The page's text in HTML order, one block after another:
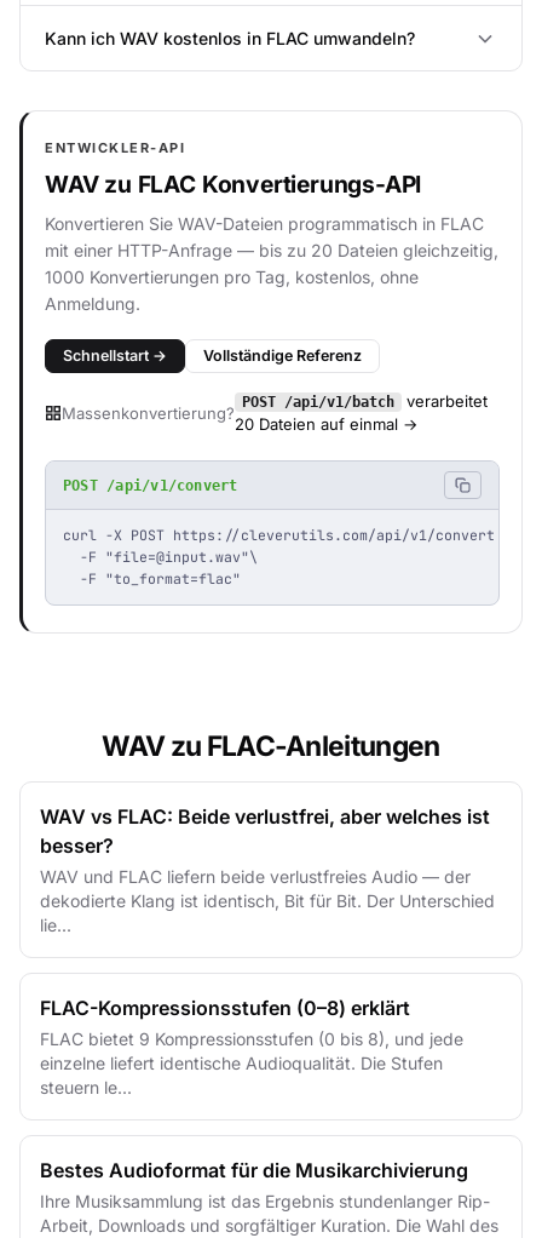
Kann ich WAV kostenlos in FLAC umwandeln?
ENTWICKLER-API
WAV zu FLAC Konvertierungs-API
Konvertieren Sie WAV-Dateien programmatisch in FLAC
mit einer HTTP-Anfrage — bis zu 20 Dateien gleichzeitig,
1000 Konvertierungen pro Tag, kostenlos, ohne
Anmeldung.
Schnellstart → Vollständige Referenz
Massenkonvertierung?
POST /api/v1/batch
verarbeitet
20 Dateien auf einmal →
POST /api/v1/convert
curl -X POST https://cleverutils.com/api/v1/convert \
  -F "
file=@input.wav"\
  -F "to_format=flac"
WAV zu FLAC-Anleitungen
WAV vs FLAC: Beide verlustfrei, aber welches ist
besser?
WAV und FLAC liefern beide verlustfreies Audio — der
dekodierte Klang ist identisch, Bit für Bit. Der Unterschied
lie...
FLAC-Kompressionsstufen (0–8) erklärt
FLAC bietet 9 Kompressionsstufen (0 bis 8), und jede
einzelne liefert identische Audioqualität. Die Stufen
steuern le...
Bestes Audioformat für die Musikarchivierung
Ihre Musiksammlung ist das Ergebnis stundenlanger Rip-
Arbeit, Downloads und sorgfältiger Kuration. Die Wahl des